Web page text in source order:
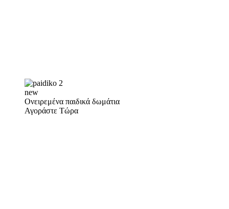
new
Ονειρεμένα παιδικά δωμάτια
Αγοράστε Τώρα